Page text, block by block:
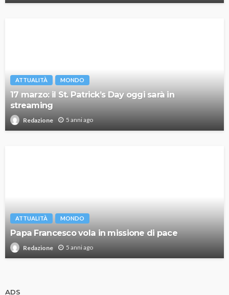
ATTUALITÀ MONDO
17 marzo: il St. Patrick’s Day oggi sarà in
streaming
Redazione 5 anni ago
ATTUALITÀ MONDO
Papa Francesco vola in missione di pace
Redazione 5 anni ago
ADS